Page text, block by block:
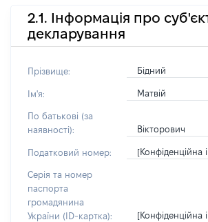
2.1. Інформація про
декларування
Прізвище: Бідний
Ім'я: Матвій
По батькові (за
наявності):
Вікторович
Податковий номер: [Конфіденційна
Серія та номер
паспорта
громадянина
України (ID-картка):
[Конфіденційна